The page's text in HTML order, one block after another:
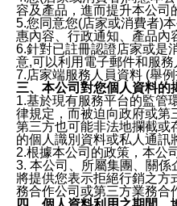
容及產品，進而提升本公司
5.您同意您(店家或消費者)
惠內容、行政通知、產品內
6.針對已註冊認證店家或是
意,可以利用電子郵件和服務
7.店家端服務人員資料 (舉
三、本公司對您個人資料的
1.基於現有服務平台的監管
律規定，而被迫向政府或第
第三方也可能非法地攔截或
的個人識別資料或私人通訊
2.根據本公司的政策，本公
3. 本公司、所屬集團、關係
將提供您表示拒絕行銷之方
務合作公司或第三方業務合